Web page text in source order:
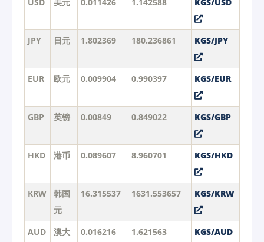
JPY 日元 1.802369 180.236861 KGS/JPY
EUR 欧元 0.009904 0.990397 KGS/EUR
GBP 英镑 0.00849 0.849022 KGS/GBP
HKD 港币 0.089607 8.960701 KGS/HKD
KRW
韩国
元
16.315537 1631.553657 KGS/KRW
AUD
澳大
0.016216 1.621563 KGS/AUD